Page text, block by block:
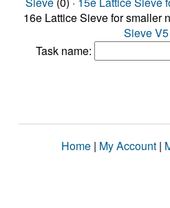
16e Lattice Sieve for smaller
Sieve V5
Task name:
Home | My Account |